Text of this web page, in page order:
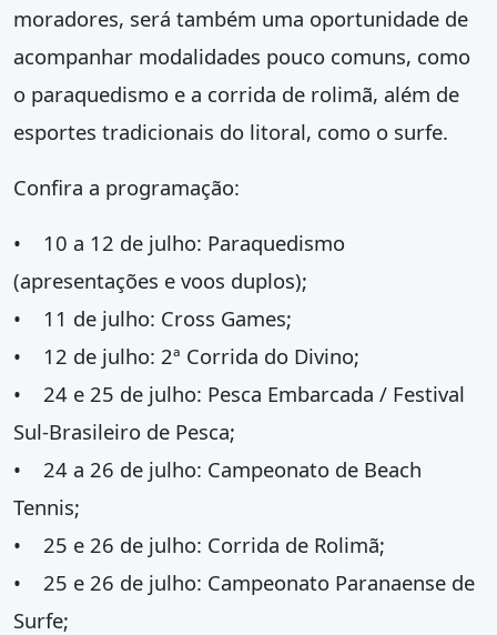
moradores, será também uma oportunidade de
acompanhar modalidades pouco comuns, como
o paraquedismo e a corrida de rolimã, além de
esportes tradicionais do litoral, como o surfe.
Confira a programação:
• 10 a 12 de julho: Paraquedismo
(apresentações e voos duplos);
• 11 de julho: Cross Games;
• 12 de julho: 2ª Corrida do Divino;
• 24 e 25 de julho: Pesca Embarcada / Festival
Sul-Brasileiro de Pesca;
• 24 a 26 de julho: Campeonato de Beach
Tennis;
• 25 e 26 de julho: Corrida de Rolimã;
• 25 e 26 de julho: Campeonato Paranaense de
Surfe;